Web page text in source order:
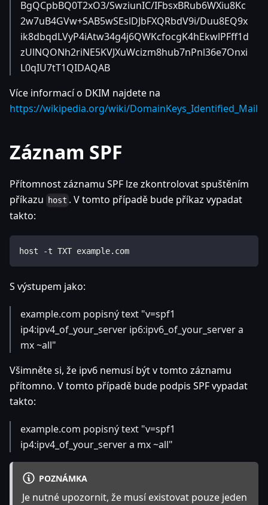
BgQCpbBQ0T2xO3/SwziunIC/IFbsxBRub6WXiu8Kc
2w7uB4GVw+SAB5wSEslDJbFXQRbdV9i/Duu8EQ9x
ik8dbqdLVyP4iAtw34g4j6QWKcfocgK4hEkwlPFff1d
zUlNQONh2riNE5KVJXuWcizm8hub7nPnl36e7Onxi
L0qIU7tT1QIDAQAB
Více informací o DKIM najdete na
https://wikipedia.org/wiki/DomainKeys_Identified_Mail
Záznam SPF
Přítomnost záznamu SPF lze zkontrolovat spuštěním
příkazu
host . V tomto případě bude příkaz vypadat
takto:
host -t TXT example.com
S výstupem jako:
example.com popisný text "v=spf1
ip4:ipv4_of_your_server ip6:ipv6_of_your_servera
mx ~all"
Všimněte si, že ipv6 nemusí být v tomto záznamu
přítomno. V tomto případě bude podpis SPF vypadat
takto:
example.com popisný text "v=spf1
ip4:ipv4_of_your_servera mx ~all"
POZNÁMKA
Je nutné upozornit, že musí existovat pouze jeden